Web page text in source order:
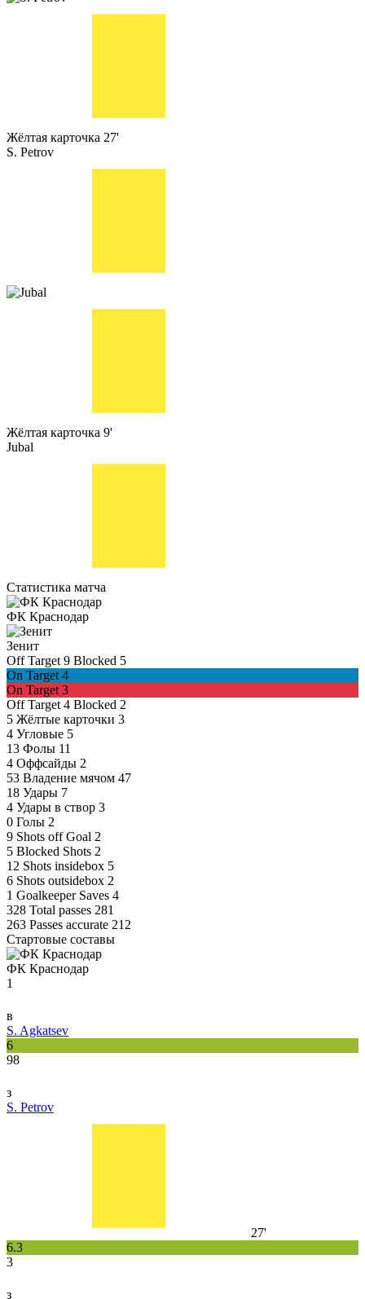
Жёлтая карточка 27'
S. Petrov
Жёлтая карточка 9'
Jubal
Статистика матча
ФК Краснодар
Зенит
Off Target 9 Blocked 5
On Target 4
On Target 3
Off Target 4 Blocked 2
5 Жёлтые карточки 3
4 Угловые 5
13 Фолы 11
4 Оффсайды 2
53 Владение мячом 47
18 Удары 7
4 Удары в створ 3
0 Голы 2
9 Shots off Goal 2
5 Blocked Shots 2
12 Shots insidebox 5
6 Shots outsidebox 2
1 Goalkeeper Saves 4
328 Total passes 281
263 Passes accurate 212
Стартовые составы
ФК Краснодар
1
в
S. Agkatsev
6
98
з
S. Petrov
27'
6.3
3
з